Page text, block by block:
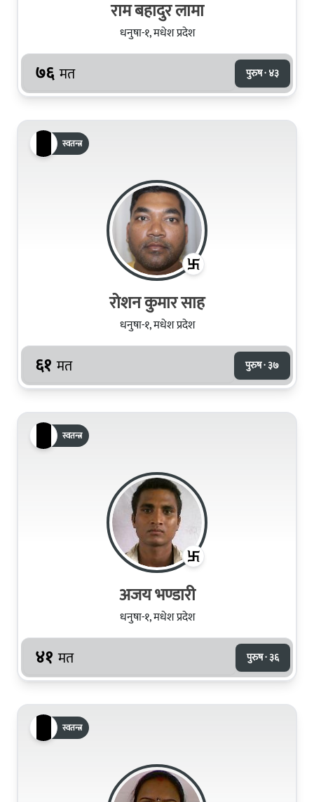
राम बहादुर लामा
धनुषा-१, मधेश प्रदेश
७६ मत पुरुष · ४३
स्वतन्त्र
रोशन कुमार साह
धनुषा-१, मधेश प्रदेश
६१ मत पुरुष · ३७
स्वतन्त्र
अजय भण्डारी
धनुषा-१, मधेश प्रदेश
४१ मत पुरुष · ३६
स्वतन्त्र